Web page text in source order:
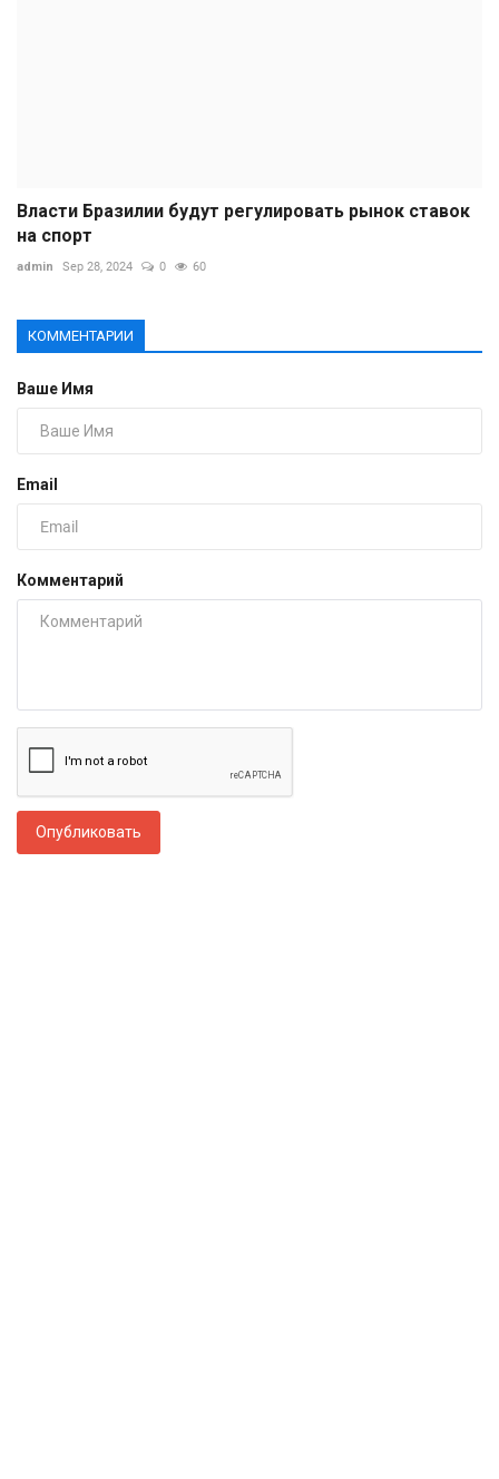
Власти Бразилии будут регулировать рынок ставок
на спорт
admin Sep 28, 2024 0 60
КОММЕНТАРИИ
Ваше Имя
Email
Комментарий
Опубликовать